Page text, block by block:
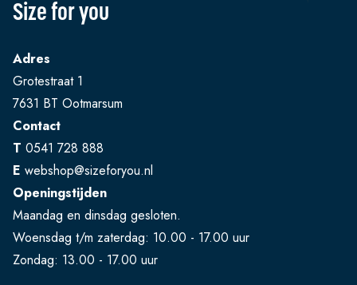
Size for you
Adres
Grotestraat 1
7631 BT Ootmarsum
Contact
T 0541 728 888
E webshop@sizeforyou.nl
Openingstijden
Maandag en dinsdag gesloten.
Woensdag t/m zaterdag: 10.00 - 17.00 uur
Zondag: 13.00 - 17.00 uur